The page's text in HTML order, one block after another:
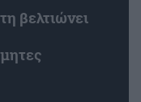
βελτιώνει